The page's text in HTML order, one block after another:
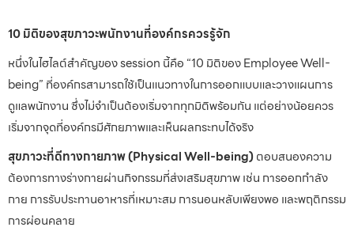
10 มิติของสุขภาวะพนักงานที่องค์กรควรรู้จัก
หนึ่งในไฮไลต์สำคัญของ session นี้คือ “10 มิติของ Employee Well-
being” ที่องค์กรสามารถใช้เป็นแนวทางในการออกแบบและวางแผนการ
ดูแลพนักงาน ซึ่งไม่จำเป็นต้องเริ่มจากทุกมิติพร้อมกัน แต่อย่างน้อยควร
เริ่มจากจุดที่องค์กรมีศักยภาพและเห็นผลกระทบได้จริง
สุขภาวะที่ดีทางกายภาพ (Physical Well-being)ตอบสนองความ
ต้องการทางร่างกายผ่านกิจกรรมที่ส่งเสริมสุขภาพ เช่น การออกกำลัง
กาย การรับประทานอาหารที่เหมาะสม การนอนหลับเพียงพอ และพฤติกรรม
การผ่อนคลาย